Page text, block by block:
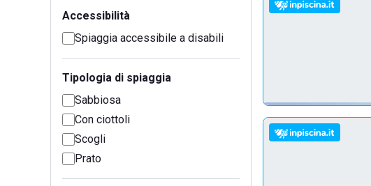
Accessibilità
Spiaggia accessibile a disabili
Tipologia di spiaggia
Sabbiosa
Con ciottoli
Scogli
Prato